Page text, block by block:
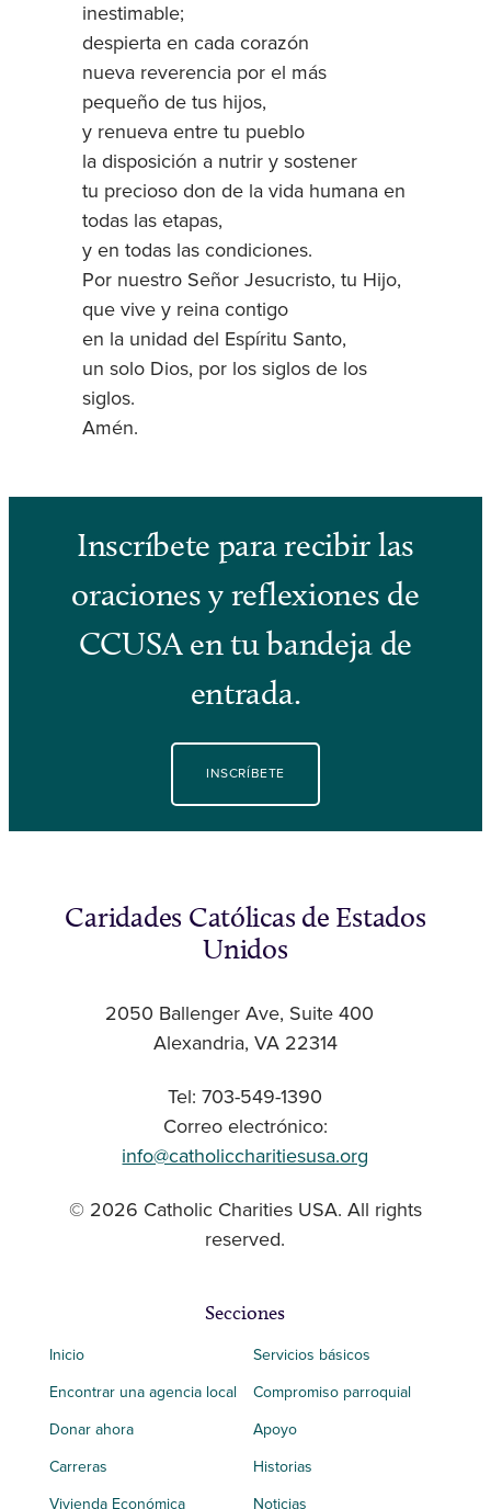
inestimable;
despierta en cada corazón
nueva reverencia por el más
pequeño de tus hijos,
y renueva entre tu pueblo
la disposición a nutrir y sostener
tu precioso don de la vida humana en
todas las etapas,
y en todas las condiciones.
Por nuestro Señor Jesucristo, tu Hijo,
que vive y reina contigo
en la unidad del Espíritu Santo,
un solo Dios, por los siglos de los
siglos.
Amén.
Inscríbete para recibir las
oraciones y reflexiones de
CCUSA en tu bandeja de
entrada.
INSCRÍBETE
Caridades Católicas de Estados
Unidos
2050 Ballenger Ave, Suite 400
Alexandria, VA 22314
Tel: 703-549-1390
Correo electrónico:
info@catholiccharitiesusa.org
© 2026 Catholic Charities USA. All rights
reserved.
Secciones
Inicio
Encontrar una agencia local
Donar ahora
Carreras
Vivienda Económica
Servicios básicos
Compromiso parroquial
Apoyo
Historias
Noticias